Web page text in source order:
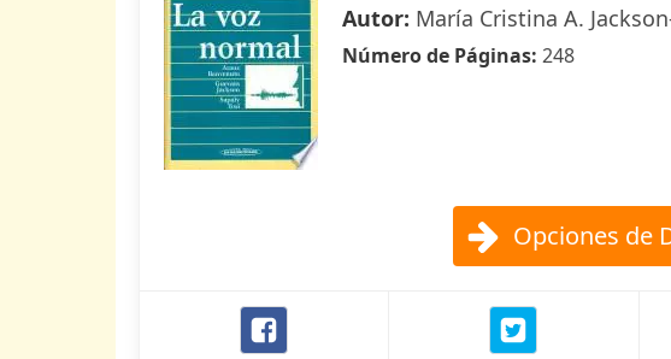
Autor: María Cristina A.
Número de Páginas: 248
Opciones de